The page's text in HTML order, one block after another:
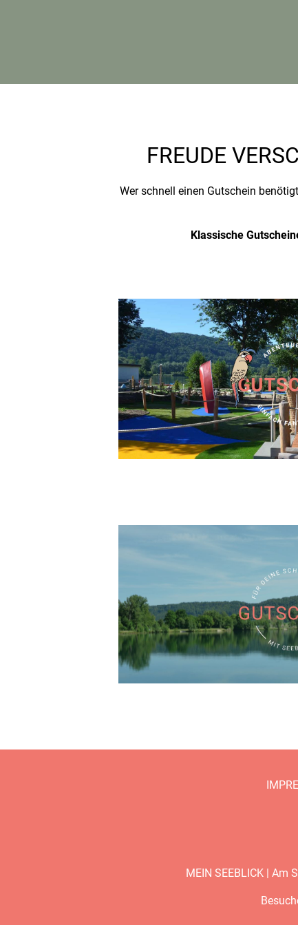
FREUDE
Wer schnell einen Gutschein
Klassische
MEIN SEEBLICK | Am